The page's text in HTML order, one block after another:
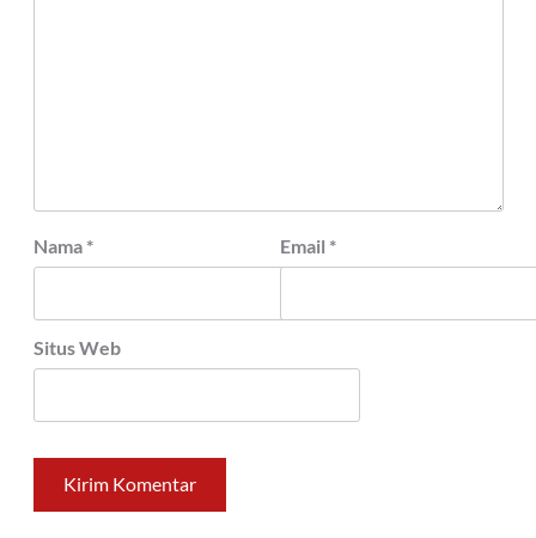
Nama * Email *
Situs Web